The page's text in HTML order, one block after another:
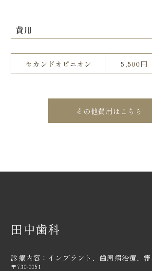
費用
セカンドオピニオン 5,500円
その他費用はこちら
田中歯科
診療内容：インプラント、歯周病治療、
〒730-0051